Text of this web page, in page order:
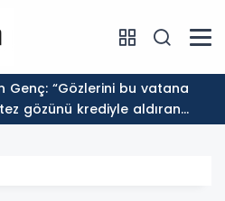
gözünü krediyle aldıran
devlet olamaz”